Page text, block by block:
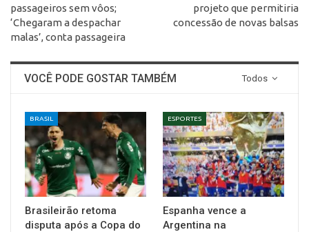
passageiros sem vôos;
‘Chegaram a despachar
malas’, conta passageira
projeto que permitiria
concessão de novas balsas
Todos
VOCÊ PODE GOSTAR TAMBÉM
BRASIL
Brasileirão retoma
disputa após a Copa do
ESPORTES
Espanha vence a
Argentina na